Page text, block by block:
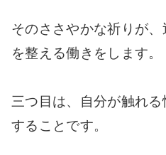
そのささやかな祈りが
を整える働きをします。
三つ目は、自分が触れ
することです。